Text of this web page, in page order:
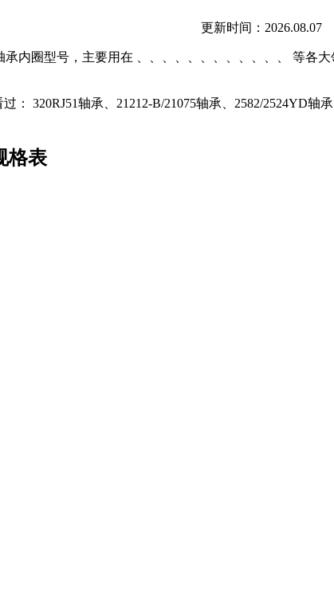
更新时间：2026.08.07
内圈型号，主要用在 、、、、、、、、、、、、 等各
320RJ51轴承、21212-B/21075轴承、2582/2524YD轴
格表